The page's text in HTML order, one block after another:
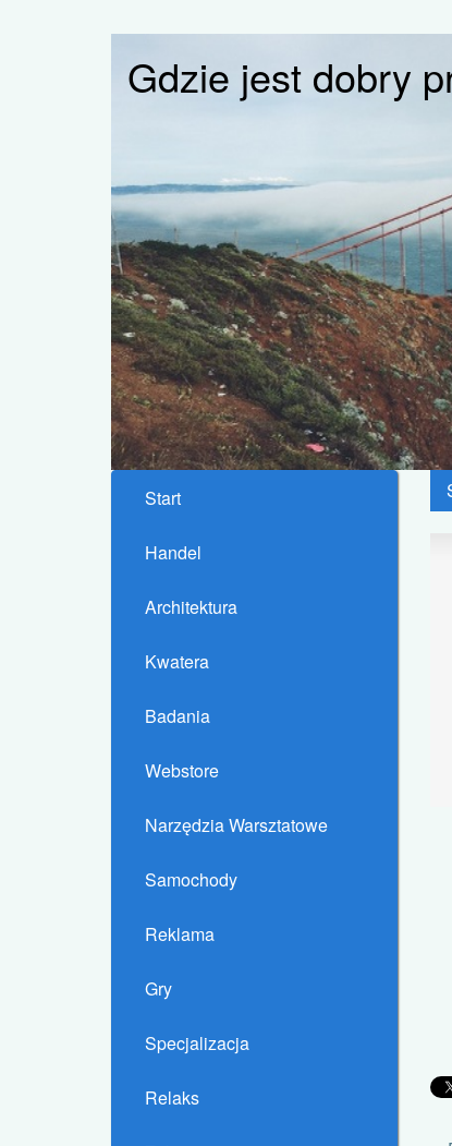
Gdzie jest dobry
Start
Handel
Architektura
Kwatera
Badania
Webstore
Narzędzia Warsztatowe
Samochody
Reklama
Gry
Specjalizacja
Relaks